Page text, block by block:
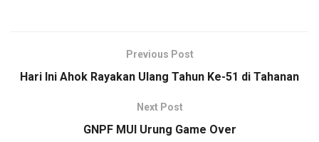
Previous Post
Hari Ini Ahok Rayakan Ulang Tahun Ke-51 di Tahanan
Next Post
GNPF MUI Urung Game Over